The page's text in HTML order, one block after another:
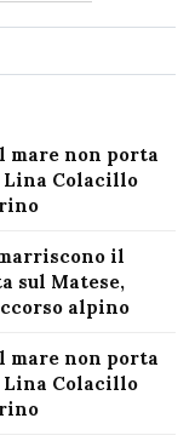
mare non porta
Lina Colacillo
il
sul Matese,
alpino
mare non porta
Lina Colacillo